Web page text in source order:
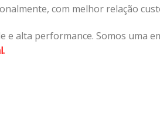
com melhor relação
e alta performance. Somos uma